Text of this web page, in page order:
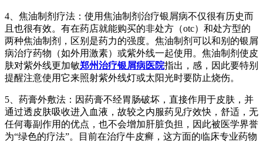
4、焦油制剂疗法：使用焦油制剂治疗银屑病不仅很有历史而
且也很有效。有在药店就能购买的非处方（otc）和处方型的
两种焦油制剂，区别是药力的强度。焦油制剂可以和别的银屑
病治疗药物（如外用激素）或紫外线一起使用。焦油制剂使皮
肤对紫外线更加敏郑州治疗银屑病医院指出，感，因此要特别
提醒注意使用它来照射紫外线灯或太阳光时要防止烧伤。
5、药膏外敷法：因药膏不经胃肠破坏，直接作用于皮肤，并
通过透皮肤吸收进入血液，故较之内服药见疗效快，舒适，无
任何毒副作用的优点，也不会增加肝脏负担，因此被医学界誉
为“绿色的疗法”。目前在治疗牛皮癣，这方面的临床专业药物